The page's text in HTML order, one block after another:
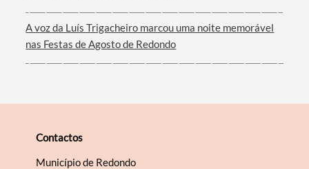
Filtros
A voz da Luís Trigacheiro marcou uma noite memorável
nas Festas de Agosto de Redondo
Contactos
Município de Redondo